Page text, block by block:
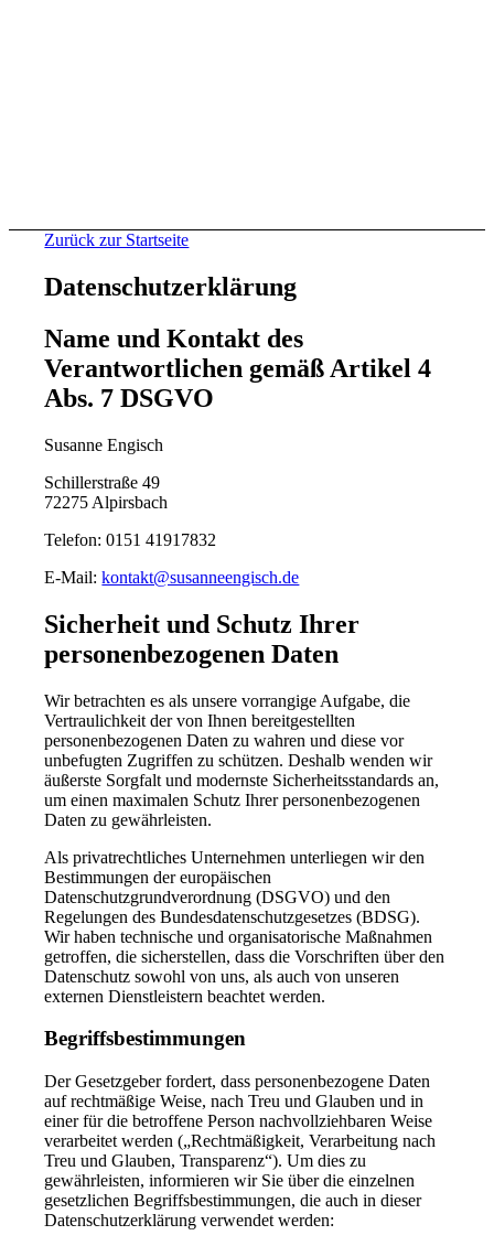
Zurück zur Startseite
Datenschutzerklärung
Name und Kontakt des
Verantwortlichen gemäß Artikel 4
Abs. 7 DSGVO
Susanne Engisch
Schillerstraße 49
72275 Alpirsbach
Telefon:0151 41917832
E-Mail:kontakt@susanneengisch.de
Sicherheit und Schutz Ihrer
personenbezogenen Daten
Wir betrachten es als unsere vorrangige Aufgabe, die
Vertraulichkeit der von Ihnen bereitgestellten
personenbezogenen Daten zu wahren und diese vor
unbefugten Zugriffen zu schützen. Deshalb wenden wir
äußerste Sorgfalt und modernste Sicherheitsstandards an,
um einen maximalen Schutz Ihrer personenbezogenen
Daten zu gewährleisten.
Als privatrechtliches Unternehmen unterliegen wir den
Bestimmungen der europäischen
Datenschutzgrundverordnung (DSGVO) und den
Regelungen des Bundesdatenschutzgesetzes (BDSG).
Wir haben technische und organisatorische Maßnahmen
getroffen, die sicherstellen, dass die Vorschriften über den
Datenschutz sowohl von uns, als auch von unseren
externen Dienstleistern beachtet werden.
Begriffsbestimmungen
Der Gesetzgeber fordert, dass personenbezogene Daten
auf rechtmäßige Weise, nach Treu und Glauben und in
einer für die betroffene Person nachvollziehbaren Weise
verarbeitet werden („Rechtmäßigkeit, Verarbeitung nach
Treu und Glauben, Transparenz“). Um dies zu
gewährleisten, informieren wir Sie über die einzelnen
gesetzlichen Begriffsbestimmungen, die auch in dieser
Datenschutzerklärung verwendet werden: